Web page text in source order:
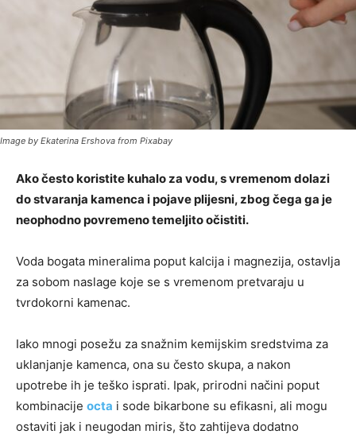
Image by Ekaterina Ershova from Pixabay
Ako često koristite kuhalo za vodu, s vremenom dolazi
do stvaranja kamenca i pojave plijesni, zbog čega ga je
neophodno povremeno temeljito očistiti.
Voda bogata mineralima poput kalcija i magnezija, ostavlja
za sobom naslage koje se s vremenom pretvaraju u
tvrdokorni kamenac.
Iako mnogi posežu za snažnim kemijskim sredstvima za
uklanjanje kamenca, ona su često skupa, a nakon
upotrebe ih je teško isprati. Ipak, prirodni načini poput
kombinacije octa i sode bikarbone su efikasni, ali mogu
ostaviti jak i neugodan miris, što zahtijeva dodatno